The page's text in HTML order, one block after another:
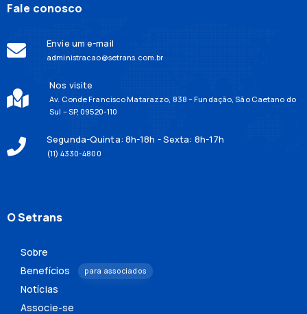
Fale conosco
Envie um e-mail
administracao@setrans.com.br
Nos visite
Av. Conde Francisco Matarazzo, 838 – Fundação, São Caetano do
Sul – SP, 09520-110
Segunda-Quinta: 8h-18h - Sexta: 8h-17h
(11) 4330-4800
O Setrans
Sobre
Benefícios
para associados
Notícias
Associe-se